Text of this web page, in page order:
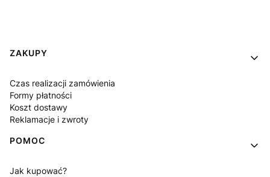
Linki w stopce
ZAKUPY
Czas realizacji zamówienia
Formy płatności
Koszt dostawy
Reklamacje i zwroty
POMOC
Jak kupować?